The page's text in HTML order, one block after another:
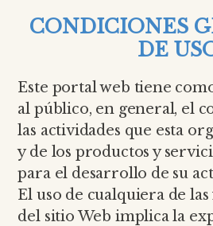
CONDICIONES
DE
Este portal web tiene
al público, en general, el
las actividades que esta
y de los productos y
para el desarrollo de su
El uso de cualquiera de
del sitio Web implica la